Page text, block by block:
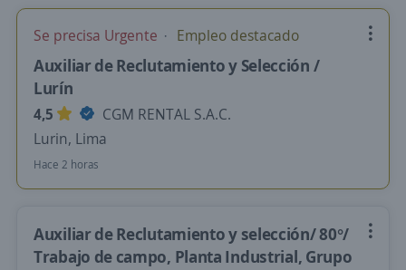
Se precisa Urgente Empleo destacado
Auxiliar de Reclutamiento y Selección /
Lurín
4,5
CGM RENTAL S.A.C.
Lurin, Lima
Hace 2 horas
Auxiliar de Reclutamiento y selección/ 80°/
Trabajo de campo, Planta Industrial, Grupo